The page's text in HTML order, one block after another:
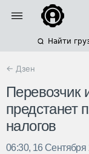
Найти
← Дзен
Перевозчик
предстанет
налогов
06:30, 16 Сентября